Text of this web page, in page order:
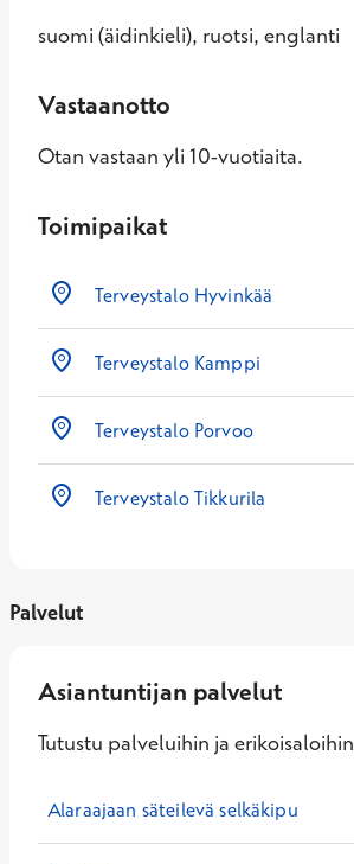
suomi (äidinkieli), ruotsi, englanti
Vastaanotto
Otan vastaan yli 10-vuotiaita.
Toimipaikat
Terveystalo Hyvinkää
Terveystalo Kamppi
Terveystalo Porvoo
Terveystalo Tikkurila
Palvelut
Asiantuntijan palvelut
Tutustu palveluihin ja erikoisaloihin
Alaraajaan säteilevä selkäkipu